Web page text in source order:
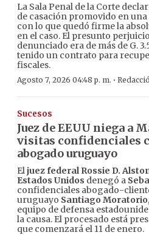
La Sala Penal de la Corte
de casación promovido en una
con lo que quedó firme la
en el caso. El presunto
denunciado era de más de G.
tenido un contrato para
fiscales.
Agosto 7, 2026 04:48 p. m. ·
Sucesos
Juez de EEUU niega a
visitas confidenciales
abogado uruguayo
El juez federal Rossie D.
Estados Unidos denegó a
confidenciales abogado-
uruguayo Santiago Moratorio
equipo de defensa
la causa. El procesado está
que comenzará el 11 de enero.